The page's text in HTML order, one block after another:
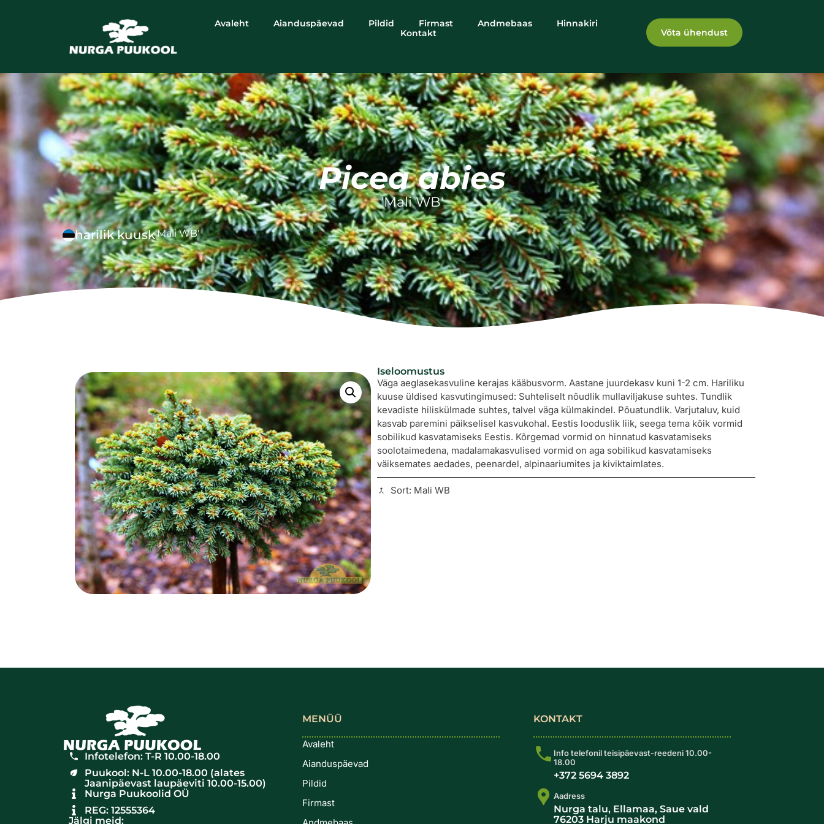
Avaleht Aianduspäevad Pildid Firmast Andmebaas
Hinnakiri
Kontakt
Võta ühendust
Picea abies
'Mali WB'
harilik kuusk'Mali WB'
Iseloomustus
Väga aeglasekasvuline kerajas kääbusvorm. Aastane juurdekasv kuni 1-2 cm. Hariliku
kuuse üldised kasvutingimused: Suhteliselt nõudlik mullaviljakuse suhtes. Tundlik
kevadiste hiliskülmade suhtes, talvel väga külmakindel. Põuatundlik. Varjutaluv, kuid
kasvab paremini päikselisel kasvukohal. Eestis looduslik liik, seega tema kõik vormid
sobilikud kasvatamiseks Eestis. Kõrgemad vormid on hinnatud kasvatamiseks
soolotaimedena, madalamakasvulised vormid on aga sobilikud kasvatamiseks
väiksemates aedades, peenardel, alpinaariumites ja kiviktaimlates.
Sort: Mali WB
Infotelefon: T-R 10.00-18.00
Puukool: N-L 10.00-18.00 (alates
Jaanipäevast laupäeviti 10.00-15.00)
Nurga Puukoolid OÜ
REG: 12555364
Jälgi meid:
MENÜÜ
Avaleht
Aianduspäevad
Pildid
Firmast
KONTAKT
Info telefonil teisipäevast-reedeni 10.00-
18.00
+372 5694 3892
Aadress
Nurga talu, Ellamaa, Saue vald
76203 Harju maakond